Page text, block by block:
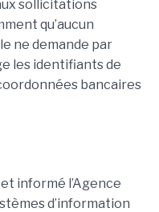
sollicitations
qu’aucun
ne demande par
les identifiants de
bancaires
informé l’Agence
d’information